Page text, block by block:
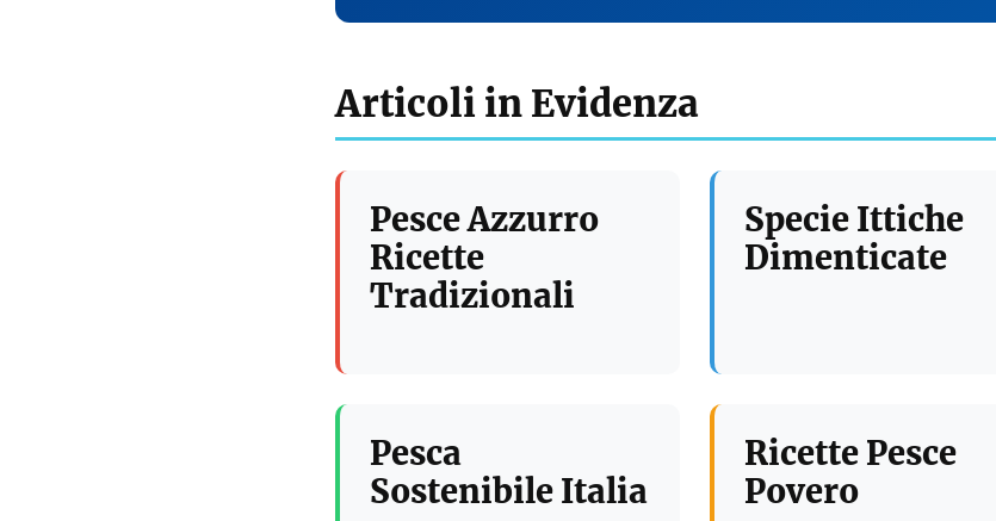
Articoli in Evidenza
Pesce Azzurro
Ricette
Tradizionali
Specie Ittiche
Dimenticate
Pesca
Sostenibile Italia
Ricette Pesce
Povero